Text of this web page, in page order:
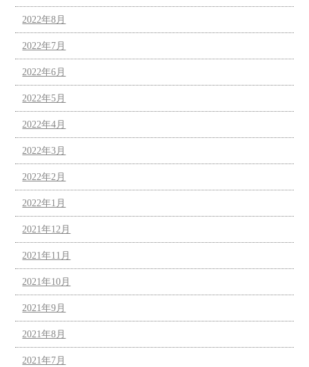
2022年8月
2022年7月
2022年6月
2022年5月
2022年4月
2022年3月
2022年2月
2022年1月
2021年12月
2021年11月
2021年10月
2021年9月
2021年8月
2021年7月